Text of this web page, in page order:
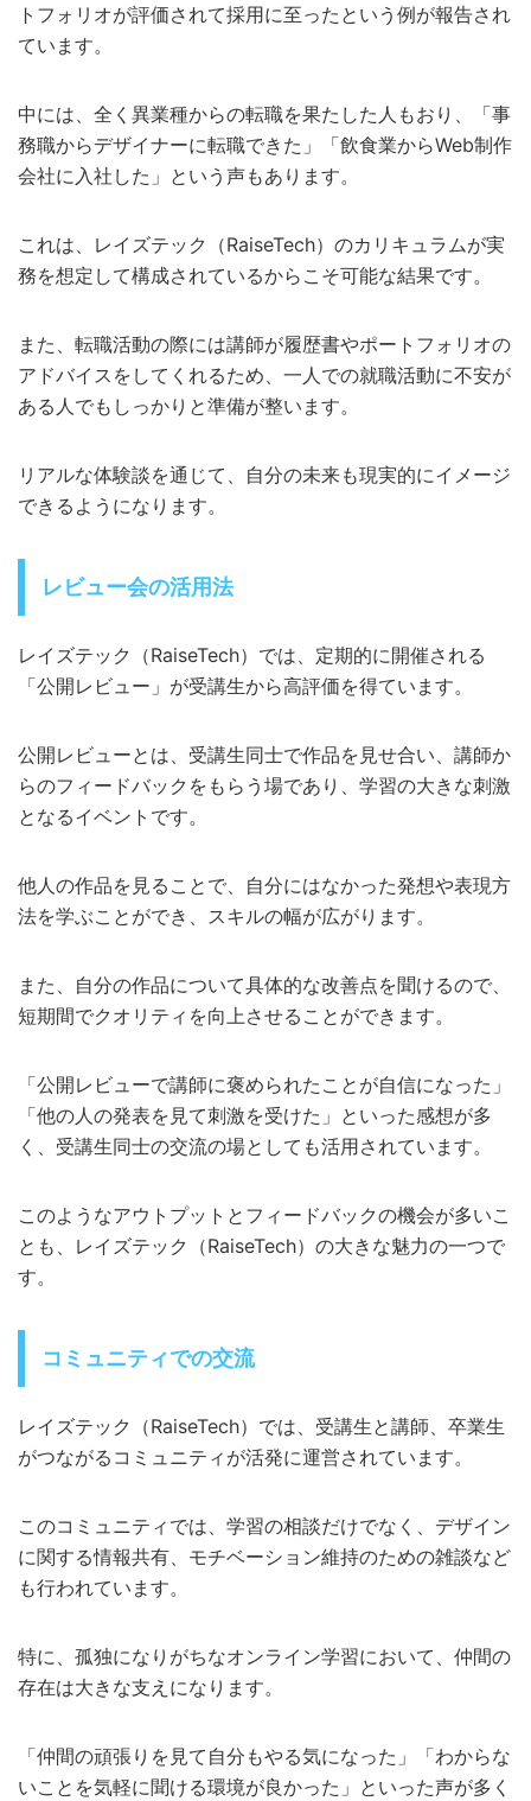
トフォリオが評価されて採用に至ったという例が報告され
ています。
中には、全く異業種からの転職を果たした人もおり、「事
務職からデザイナーに転職できた」「飲食業からWeb制作
会社に入社した」という声もあります。
これは、レイズテック（RaiseTech）のカリキュラムが実
務を想定して構成されているからこそ可能な結果です。
また、転職活動の際には講師が履歴書やポートフォリオの
アドバイスをしてくれるため、一人での就職活動に不安が
ある人でもしっかりと準備が整います。
リアルな体験談を通じて、自分の未来も現実的にイメージ
できるようになります。
レビュー会の活用法
レイズテック（RaiseTech）では、定期的に開催される
「公開レビュー」が受講生から高評価を得ています。
公開レビューとは、受講生同士で作品を見せ合い、講師か
らのフィードバックをもらう場であり、学習の大きな刺激
となるイベントです。
他人の作品を見ることで、自分にはなかった発想や表現方
法を学ぶことができ、スキルの幅が広がります。
また、自分の作品について具体的な改善点を聞けるので、
短期間でクオリティを向上させることができます。
「公開レビューで講師に褒められたことが自信になった」
「他の人の発表を見て刺激を受けた」といった感想が多
く、受講生同士の交流の場としても活用されています。
このようなアウトプットとフィードバックの機会が多いこ
とも、レイズテック（RaiseTech）の大きな魅力の一つで
す。
コミュニティでの交流
レイズテック（RaiseTech）では、受講生と講師、卒業生
がつながるコミュニティが活発に運営されています。
このコミュニティでは、学習の相談だけでなく、デザイン
に関する情報共有、モチベーション維持のための雑談など
も行われています。
特に、孤独になりがちなオンライン学習において、仲間の
存在は大きな支えになります。
「仲間の頑張りを見て自分もやる気になった」「わからな
いことを気軽に聞ける環境が良かった」といった声が多く